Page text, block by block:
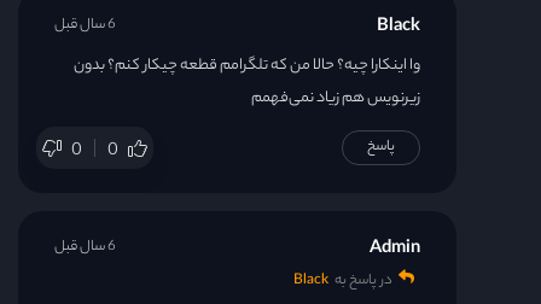
Black
وا اینکارا چیه؟ حالا من که تلگرامم قطعه چیکار کنم؟ بدون
زیرنویس هم زیاد نمی‌فهمم
0 0
6 سال قبل
پاسخ
Admin
در پاسخ به Black
6 سال قبل